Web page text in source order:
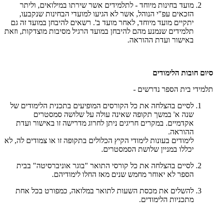
מועד בחינות מיוחד - לתלמידים אשר שירתו במילואים, וליתר
הזכאים עפ"י הנוהל, אשר לא הגיעו למועדי הבחינות שנקבעו,
יתקיים מועד מיוחד, לאחר מועד ב'. רשאים להיבחן במועד זה גם
תלמידים שנמנע מהם להיבחן במועד הרגיל מסיבות מוצדקות, וזאת
באישור ועדת ההוראה.
סיום חובות הלימודים
תלמידי בית הספר נדרשים -
לסיים בהצלחה את כל הקורסים המופיעים בתכנית הלימודים של
שנה א' במשך תקופה שאינה עולה על שלושה סמסטרים
אקדמיים. במקרים חריגים ניתן לחרוג מדרישה זו באישור ועדת
ההוראה.
לימודים בעונות לימודי הקיץ הכלולים בתקופה זו או צמודים לה, לא
יכללו במניין שלושת הסמסטרים.
לסיים בהצלחה את כל קורסי התואר "בוגר אוניברסיטה" בבית
הספר לא יאוחר מחמש שנים מאז החלו לימודיהם.
להשלים את מכסת השעות לתואר במלואה, כמפורט בכל אחת
מתכניות הלימודים.